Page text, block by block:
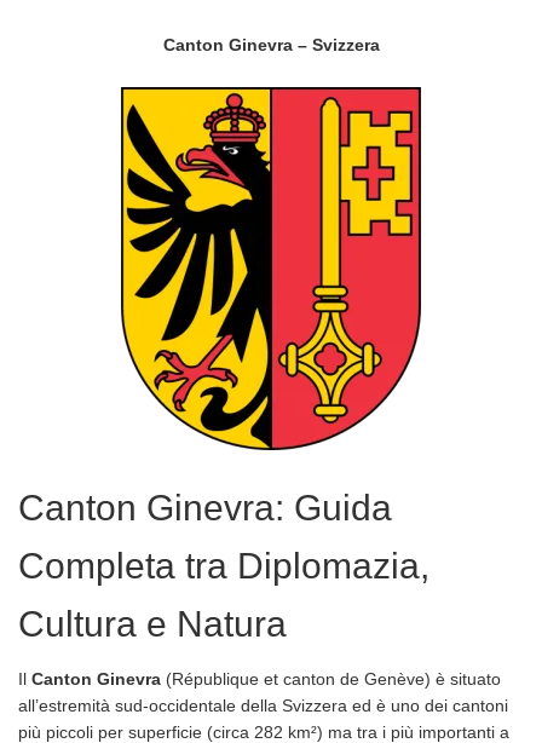
Canton Ginevra – Svizzera
Canton Ginevra: Guida
Completa tra Diplomazia,
Cultura e Natura
Il Canton Ginevra (République et canton de Genève) è situato
all’estremità sud-occidentale della Svizzera ed è uno dei cantoni
più piccoli per superficie (circa 282 km²) ma tra i più importanti a